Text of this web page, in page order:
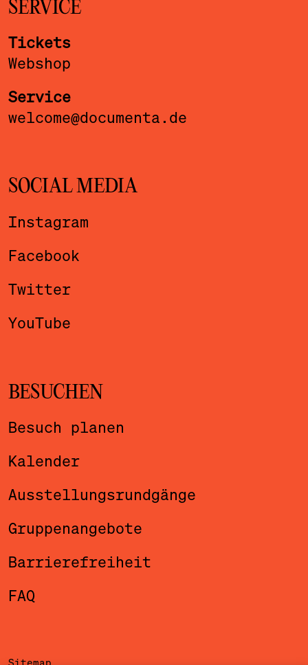
SERVICE
Tickets
Webshop
Service
welcome@documenta.de
SOCIAL MEDIA
Instagram
Facebook
Twitter
YouTube
BESUCHEN
Besuch planen
Kalender
Ausstellungsrundgänge
Gruppenangebote
Barrierefreiheit
FAQ
Sitemap